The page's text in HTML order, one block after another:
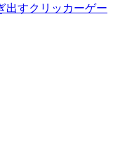
出すクリッカーゲー